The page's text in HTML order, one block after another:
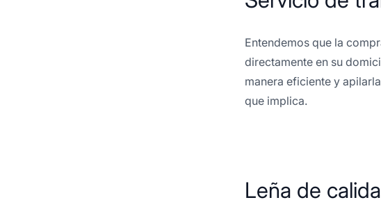
Entendemos que la
directamente en su
manera eficiente y
que implica.
Leña de